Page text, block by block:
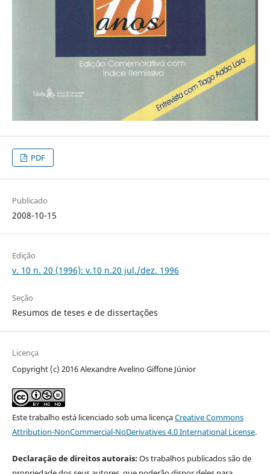
PDF
Publicado
2008-10-15
Edição
v. 10 n. 20 (1996): v.10 n.20 jul./dez. 1996
Seção
Resumos de teses e de dissertações
Licença
Copyright (c) 2016 Alexandre Avelino Giffone Júnior
Este trabalho está licenciado sob uma licençaCreative Commons
Attribution-NonCommercial-NoDerivatives 4.0 International License.
Declaração de direitos autorais:Os trabalhos publicados são de